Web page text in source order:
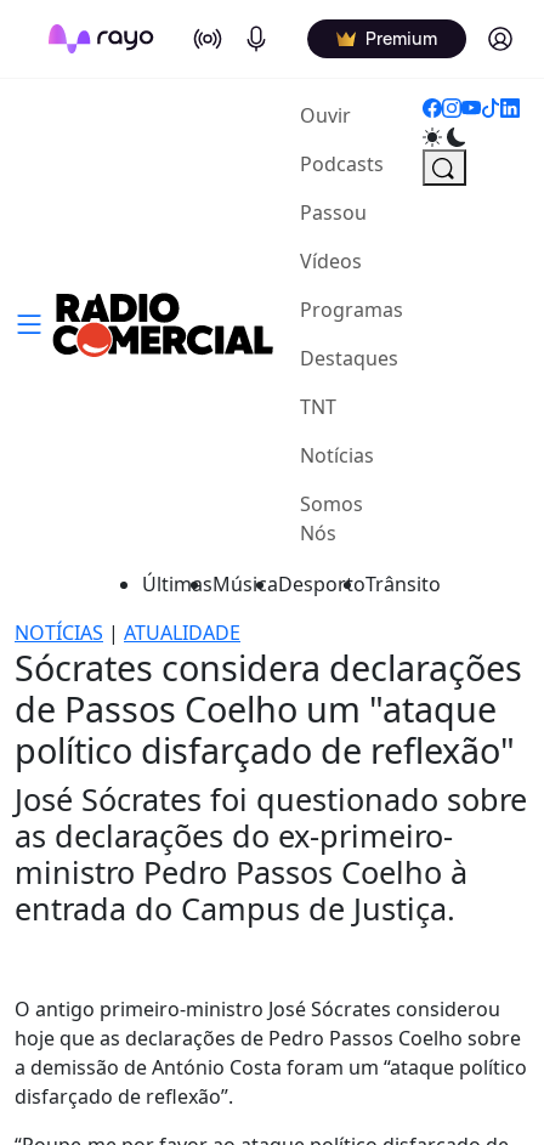
On Air Podcasts Premium Log in
Ouvir(current)
Podcasts
Passou
Vídeos
Programas
Destaques
TNT
Notícias
Somos
Nós
ÚltimasMúsicaDesportoTrânsito
NOTÍCIAS | ATUALIDADE
Sócrates considera declarações
de Passos Coelho um "ataque
político disfarçado de reflexão"
José Sócrates foi questionado sobre
as declarações do ex-primeiro-
ministro Pedro Passos Coelho à
entrada do Campus de Justiça.
O antigo primeiro-ministro José Sócrates considerou
hoje que as declarações de Pedro Passos Coelho sobre
a demissão de António Costa foram um “ataque político
disfarçado de reflexão”.